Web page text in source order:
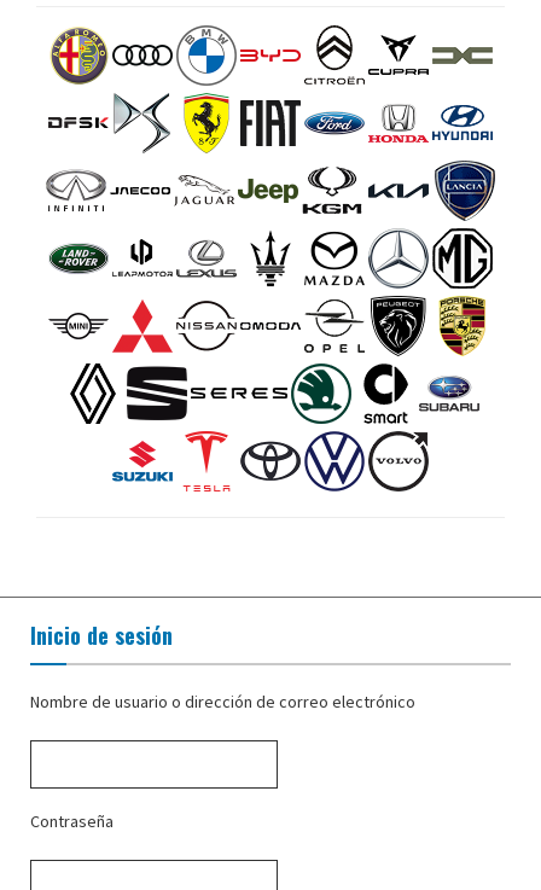
Inicio de sesión
Nombre de usuario o dirección de correo electrónico
Contraseña